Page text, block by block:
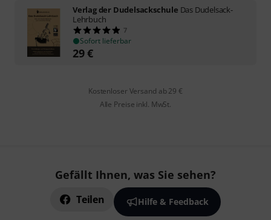
Verlag der Dudelsackschule Das Dudelsack-
Lehrbuch
7
Sofort lieferbar
29€
Kostenloser Versand ab 29 €
Alle Preise inkl. MwSt.
Gefällt Ihnen, was Sie sehen?
Teilen Hilfe & Feedback